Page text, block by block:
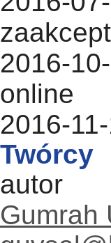
2016-
online
2016-
Twórcy
autor
Gumrah